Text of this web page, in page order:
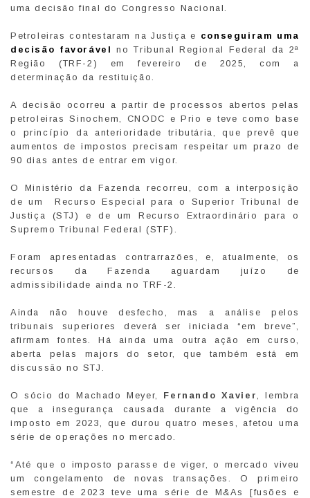
uma decisão final do Congresso Nacional.
Petroleiras contestaram na Justiça e conseguiram uma
decisão favorável no Tribunal Regional Federal da 2ª
Região (TRF-2) em fevereiro de 2025, com a
determinação da restituição.
A decisão ocorreu a partir de processos abertos pelas
petroleiras Sinochem, CNODC e Prio e teve como base
o princípio da anterioridade tributária, que prevê que
aumentos de impostos precisam respeitar um prazo de
90 dias antes de entrar em vigor.
O Ministério da Fazenda recorreu, com a interposição
de um Recurso Especial para o Superior Tribunal de
Justiça (STJ) e de um Recurso Extraordinário para o
Supremo Tribunal Federal (STF).
Foram apresentadas contrarrazões, e, atualmente, os
recursos da Fazenda aguardam juízo de
admissibilidade ainda no TRF-2.
Ainda não houve desfecho, mas a análise pelos
tribunais superiores deverá ser iniciada “em breve”,
afirmam fontes. Há ainda uma outra ação em curso,
aberta pelas majors do setor, que também está em
discussão no STJ.
O sócio do Machado Meyer, Fernando Xavier
, lembra
que a insegurança causada durante a vigência do
imposto em 2023, que durou quatro meses, afetou uma
série de operações no mercado.
“Até que o imposto parasse de viger, o mercado viveu
um congelamento de novas transações. O primeiro
semestre de 2023 teve uma série de M&As [fusões e